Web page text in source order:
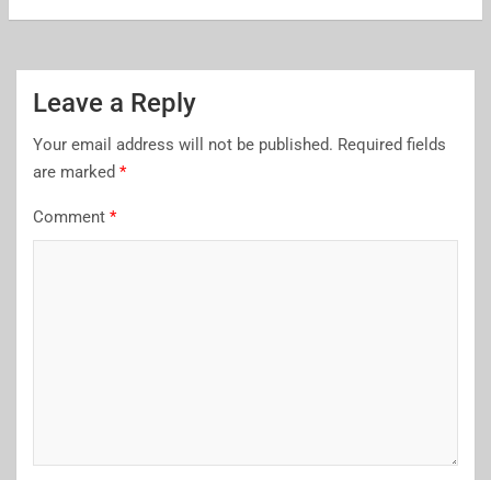
c
e
b
o
o
k
tt
er
ai
l
ar
e
Leave a Reply
Your email address will not be published. Required fields
are marked *
Comment *